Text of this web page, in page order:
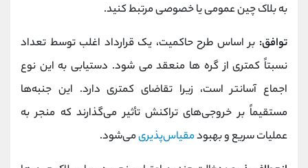
به بلاک چین عمومی یا خصوصی مرتبط کنید.
توافق: بر اساس طرح حاکمیت، یک قرارداد اغلب توسط تعداد
نسبتاً کمتری از گره ها منعقد می شود. دستیابی به این نوع
اجماع آسانتر است، زیرا تقاضای کمتری دارد. این جنبه‌ها
مستقیماً بر خروجی‌های تراکنش تأثیر می‌گذارند که منجر به
عملیات سریع و بهبودمقیاس‌پذیریمی‌شود.